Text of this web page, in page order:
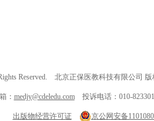
Reserved. 北京正保医教科技有限公司
： medjy@cdeledu.com投诉电话：010-
出版物经营许可证 京公网安备